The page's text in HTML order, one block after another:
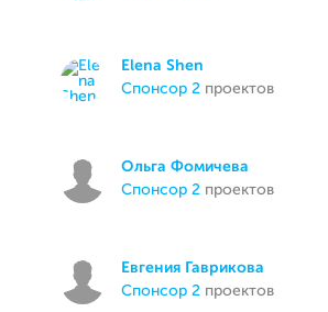
Elena Shen
спонсор 2 проектов
Ольга Фомичева
спонсор 2 проектов
Евгения Гаврикова
спонсор 2 проектов